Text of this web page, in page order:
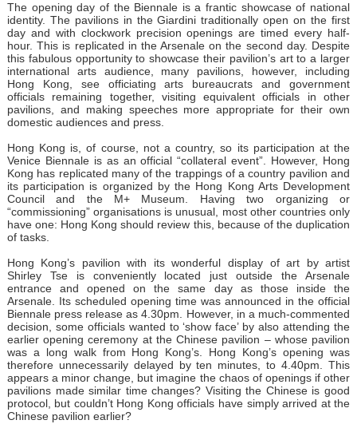
The opening day of the Biennale is a frantic showcase of national
identity. The pavilions in the Giardini traditionally open on the first
day and with clockwork precision openings are timed every half-
hour. This is replicated in the Arsenale on the second day. Despite
this fabulous opportunity to showcase their pavilion’s art to a larger
international arts audience, many pavilions, however, including
Hong Kong, see officiating arts bureaucrats and government
officials remaining together, visiting equivalent officials in other
pavilions, and making speeches more appropriate for their own
domestic audiences and press.
Hong Kong is, of course, not a country, so its participation at the
Venice Biennale is as an official “collateral event”. However, Hong
Kong has replicated many of the trappings of a country pavilion and
its participation is organized by the Hong Kong Arts Development
Council and the M+ Museum. Having two organizing or
“commissioning” organisations is unusual, most other countries only
have one: Hong Kong should review this, because of the duplication
of tasks.
Hong Kong’s pavilion with its wonderful display of art by artist
Shirley Tse is conveniently located just outside the Arsenale
entrance and opened on the same day as those inside the
Arsenale. Its scheduled opening time was announced in the official
Biennale press release as 4.30pm. However, in a much-commented
decision, some officials wanted to ‘show face’ by also attending the
earlier opening ceremony at the Chinese pavilion – whose pavilion
was a long walk from Hong Kong’s. Hong Kong’s opening was
therefore unnecessarily delayed by ten minutes, to 4.40pm. This
appears a minor change, but imagine the chaos of openings if other
pavilions made similar time changes? Visiting the Chinese is good
protocol, but couldn’t Hong Kong officials have simply arrived at the
Chinese pavilion earlier?